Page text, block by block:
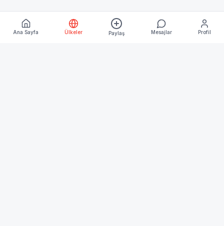
Ana Sayfa Ülkeler Paylaş Mesajlar Profil